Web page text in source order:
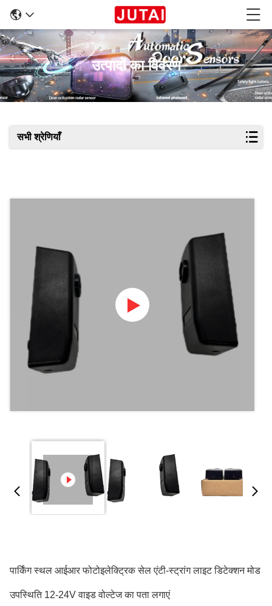
उत्पादों का विवरण
सभी श्रेणियाँ
पार्किंग स्थल आईआर फोटोइलेक्ट्रिक सेल एंटी-स्ट्रांग लाइट डिटेक्शन मोड
उपस्थिति 12-24V वाइड वोल्टेज का पता लगाएं